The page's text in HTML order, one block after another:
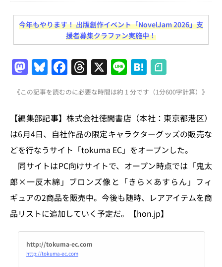
今年もやります！ 出版創作イベント「NovelJam 2026」支
援者募集クラファン実施中！
M
a
st
o
d
o
n
Bl
u
e
s
k
y
F
a
c
e
b
o
o
k
T
h
re
a
d
s
X Li
n
e
H
at
e
n
a
《この記事を読むのに必要な時間は約 1 分です（1分600字計算）》
【編集部記事】株式会社徳間書店（本社：東京都港区）
は6月4日、自社作品の限定キャラクターグッズの販売な
どを行なうサイト「tokuma EC」をオープンした。
同サイトはPC向けサイトで、オープン時点では「鬼太
郎×一反木綿」ブロンズ像と「きら×あすらん」フィ
ギュアの2商品を販売中。今後も随時、レアアイテムを商
品リストに追加していく予定だ。【hon.jp】
http://tokuma-ec.com
http://tokuma-ec.com